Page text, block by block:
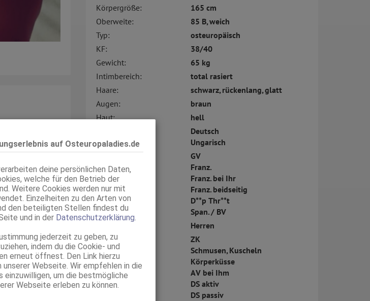
auf Osteuropaladies.de
deine persönlichen Daten,
welche für den Betrieb der
Weitere Cookies werden nur mit
Einzelheiten zu den Arten von
den beteiligten Stellen findest du
und in der Datenschutzerklärung.
jederzeit zu geben, zu
indem du die Cookie- und
erneut öffnest. Den Link hierzu
Webseite. Wir empfehlen in die
einzuwilligen, um die bestmögliche
Webseite erleben zu können.
auf
Körpergröße:
165 cm
Oberweite:
85 B, weich
Typ:
osteuropäisch
KF:
38/40
Gewicht:
65 kg
Intimbereich:
total rasiert
Haare:
schwarz, rückenlang, glatt
Augen:
braun
Haut:
hell
Deutsch
Ungarisch
GV
Franz.
Franz. bei Ihr
Franz. beidseitig
D**p Thr**t
Span. / BV
Herren
Service:
ZK
Schmusen, Kuscheln
Körperküsse
AV bei Ihm
DS aktiv
DS passiv